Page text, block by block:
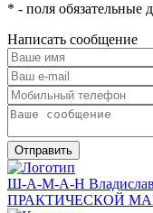
* - поля обязательные
Написать сообщение
Отправить
Ш-А-М-А-Н Владислав
ПРАКТИЧЕСКОЙ